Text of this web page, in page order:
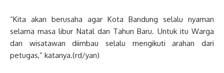
“Kita akan berusaha agar Kota Bandung selalu nyaman
selama masa libur Natal dan Tahun Baru. Untuk itu Warga
dan wisatawan diimbau selalu mengikuti arahan dari
petugas,” katanya.(rd/yan)